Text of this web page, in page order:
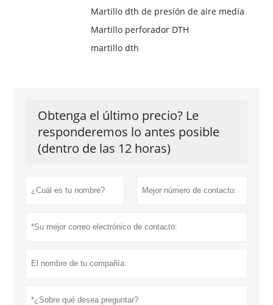
Martillo dth de presión de aire media
Martillo perforador DTH
martillo dth
Obtenga el último precio? Le
responderemos lo antes posible
(dentro de las 12 horas)